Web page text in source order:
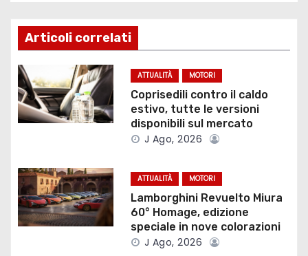
g
a
z
i
n
e
Articoli correlati
ATTUALITÀ MOTORI
Coprisedili contro il caldo
estivo, tutte le versioni
disponibili sul mercato
J Ago, 2026
ATTUALITÀ MOTORI
Lamborghini Revuelto Miura
60° Homage, edizione
speciale in nove colorazioni
J Ago, 2026